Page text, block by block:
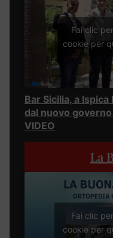
Fai clic
cookie per
Bar Sicilia, a
dal nuovo governo
VIDEO
La
Fai clic
cookie per